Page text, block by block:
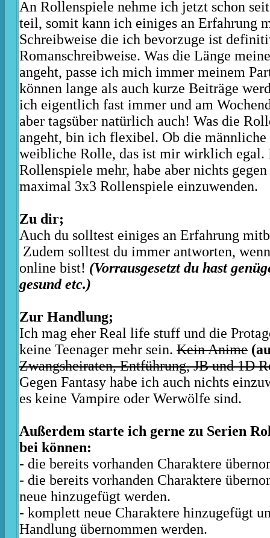
An Rollenspiele nehme ich jetzt schon
teil, somit kann ich einiges an Erfahrung
Schreibweise die ich bevorzuge ist
Romanschreibweise. Was die Länge
angeht, passe ich mich immer meinem
können lange als auch kurze Beiträge
ich eigentlich fast immer und am
aber tagsüber natürlich auch! Was die
angeht, bin ich flexibel. Ob die männliche
weibliche Rolle, das ist mir wirklich egal.
Rollenspiele mehr, habe aber nichts
maximal 3x3 Rollenspiele einzuwenden.
Zu dir;
Auch du solltest einiges an Erfahrung
Zudem solltest du immer antworten,
online bist! (Vorrausgesetzt du hast
gesund etc.)
Zur Handlung;
Ich mag eher Real life stuff und die
keine Teenager mehr sein. Kein Anime
Zwangsheiraten, Entführung, JB und 1D
Gegen Fantasy habe ich auch nichts
es keine Vampire oder Werwölfe sind.
Außerdem starte ich gerne zu Serien
bei können:
- die bereits vorhanden Charaktere
- die bereits vorhanden Charaktere
neue hinzugefügt werden.
- komplett neue Charaktere hinzugefügt
Handlung übernommen werden.